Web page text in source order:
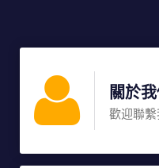
關於
歡迎聯